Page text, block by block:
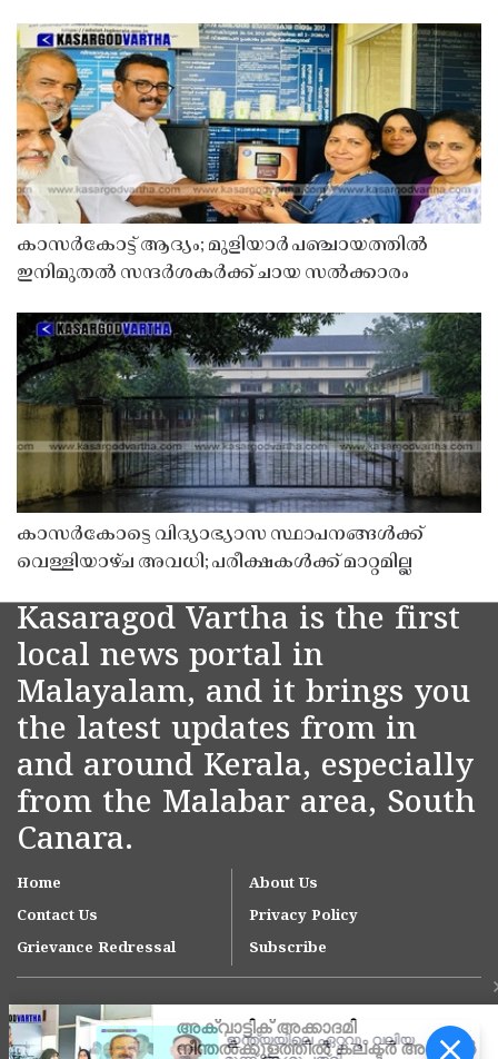
കാസർകോട്ട് ആദ്യം; മുളിയാർ പഞ്ചായത്തിൽ
ഇനിമുതൽ സന്ദർശകർക്ക് ചായ സൽക്കാരം
കാസർകോട്ടെ വിദ്യാഭ്യാസ സ്ഥാപനങ്ങൾക്ക്
വെള്ളിയാഴ്ച അവധി; പരീക്ഷകൾക്ക് മാറ്റമില്ല
Kasaragod Vartha is the first
local news portal in
Malayalam, and it brings you
the latest updates from in
and around Kerala, especially
from the Malabar area, South
Canara.
Home
About Us
Contact Us
Privacy Policy
Grievance Redressal
Subscribe
'ഇന്ത്യയിലെ ഏറ്റവും വലിയ